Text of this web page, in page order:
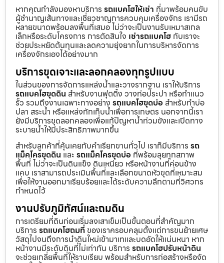
หากคุณกำลังมองหาบริการ รถแบคโฮให้เช่า ที่มาพร้อมคนขับ
ผู้ชำนาญเส้นทางและเชี่ยวชาญการควบคุมเครื่องจักร เรามีรถ
หลายขนาดพร้อมลงพื้นที่เสมอ ไม่ว่าจะเป็นงานรับเหมาสเกล
เล็กหรือระดับโครงการ การตัดสินใจ เช่ารถแบคโฮ กับเราจะ
ช่วยประหยัดต้นทุนและลดความยุ่งยากในการบริหารจัดการ
เครื่องจักรเองได้อย่างมาก
บริการขุดเจาะและลอกคลองทุกรูปแบบ
ในส่วนของการจัดการแหล่งน้ำและวางรากฐาน เราให้บริการ
รถแบคโฮขุดดิน สำหรับงานฟุตติ้ง วางท่อประปา หรือทำแนว
รั้ว รวมถึงงานเฉพาะทางอย่าง รถแบคโฮขุดบ่อ สำหรับทำบ่อ
ปลา สระน้ำ หรือแหล่งกักเก็บน้ำเพื่อการเกษตร นอกจากนี้เรา
ยังมีบริการขุดลอกคลองเพื่อแก้ปัญหาน้ำท่วมขังและเปิดทาง
ระบายน้ำให้มีประสิทธิภาพมากขึ้น
สำหรับลูกค้าที่คุ้นเคยกับคำเรียกขานทั่วไป เราก็มีบริการ รถ
แม็คโครขุดดิน และ รถแม็คโครขุดบ่อ ที่พร้อมลุยทุกสภาพ
พื้นที่ ไม่ว่าจะเป็นดินแข็ง ดินเหนียว หรือหน้างานที่ค่อนข้าง
แคบ เราสามารถประเมินพื้นที่และเลือกขนาดหัวขุดที่เหมาะสม
เพื่อให้งานออกมาเรียบร้อยและได้ระดับความลึกตามที่วิศวกร
กำหนดไว้
งานปรับภูมิทัศน์และถมดิน
การเตรียมที่ดินก่อนเริ่มลงเสาเข็มเป็นขั้นตอนที่สำคัญมาก
บริการ รถแบคโฮถมที่ ของเราครอบคลุมตั้งแต่การขนย้ายเศษ
วัสดุไปจนถึงการนำดินใหม่เข้ามาเทและบดอัดให้แน่นหนา หาก
หน้างานมีระดับดินที่ไม่เท่ากัน บริการ รถแบคโฮปรับหน้าดิน
จะช่วยเกลี่ยพื้นที่ให้ราบเรียบ พร้อมสำหรับการก่อสร้างหรือจัด